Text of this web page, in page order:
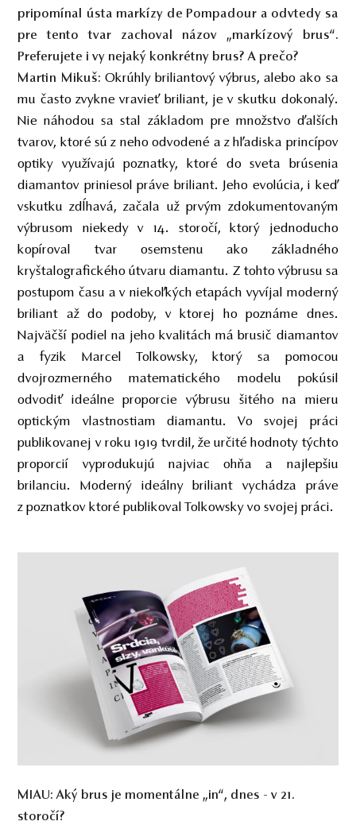
pripomínal ústa markízy de Pompadour a odvtedy sa
pre tento tvar zachoval názov „markízový brus“.
Preferujete i vy nejaký konkrétny brus? A prečo?
Martin Mikuš: Okrúhly briliantový výbrus, alebo ako sa
mu často zvykne vravieť briliant, je v skutku dokonalý.
Nie náhodou sa stal základom pre množstvo ďalších
tvarov, ktoré sú z neho odvodené a z hľadiska princípov
optiky využívajú poznatky, ktoré do sveta brúsenia
diamantov priniesol práve briliant. Jeho evolúcia, i keď
vskutku zdĺhavá, začala už prvým zdokumentovaným
výbrusom niekedy v 14. storočí, ktorý jednoducho
kopíroval tvar osemstenu ako základného
kryštalografického útvaru diamantu. Z tohto výbrusu sa
postupom času a v niekoľkých etapách vyvíjal moderný
briliant až do podoby, v ktorej ho poznáme dnes.
Najväčší podiel na jeho kvalitách má brusič diamantov
a fyzik Marcel Tolkowsky, ktorý sa pomocou
dvojrozmerného matematického modelu pokúsil
odvodiť ideálne proporcie výbrusu šitého na mieru
optickým vlastnostiam diamantu. Vo svojej práci
publikovanej v roku 1919 tvrdil, že určité hodnoty týchto
proporcií vyprodukujú najviac ohňa a najlepšiu
brilanciu. Moderný ideálny briliant vychádza práve
z poznatkov ktoré publikoval Tolkowsky vo svojej práci.
MIAU:Aký brus je momentálne „in“, dnes - v 21.
storočí?